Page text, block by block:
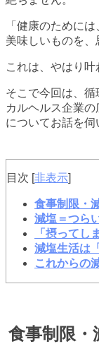
「健康のために
美味しいものを
これは、やはり
そこで今回は、
カルヘルス企業
についてお話を伺
目次 [非表示]
食事制限・
減塩＝つら
「摂ってし
減塩生活は
これからの
食事制限